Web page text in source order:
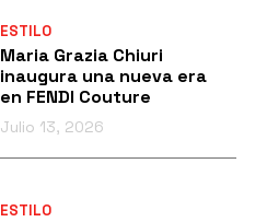
ESTILO
Maria Grazia Chiuri
inaugura una nueva era
en FENDI Couture
Julio 13, 2026
ESTILO